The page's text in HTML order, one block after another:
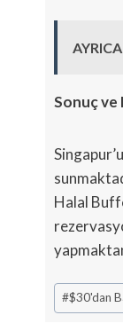
Sonuç ve
Halal
Post
Tags:
#$30'dan